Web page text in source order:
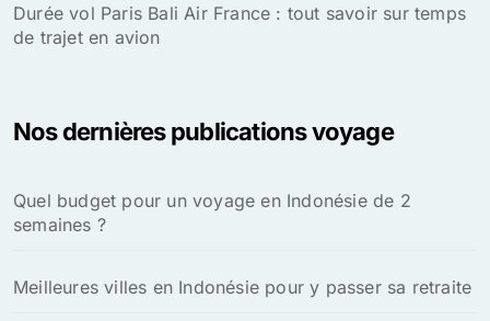
Durée vol Paris Bali Air France : tout savoir sur temps
de trajet en avion
Nos dernières publications voyage
Quel budget pour un voyage en Indonésie de 2
semaines ?
Meilleures villes en Indonésie pour y passer sa retraite